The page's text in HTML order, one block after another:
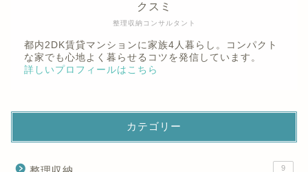
整理収納コンサルタント
クスミ
都内2DK賃貸マンションに家族4人暮らし。コンパクト
な家でも心地よく暮らせるコツを発信しています。
詳しいプロフィールはこちら
カテゴリー
9